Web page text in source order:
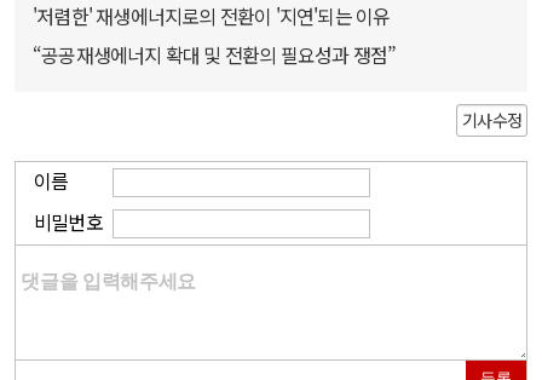
'저렴한' 재생에너지로의 전환이 '지연'되는 이유
“공공재생에너지 확대 및 전환의 필요성과 쟁점”
기사수정
이름
비밀번호